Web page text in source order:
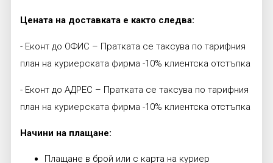
Цената на доставката е както следва:
- Еконт до ОФИС – Пратката се таксува по тарифния
план на куриерската фирма -10% клиентска отстъпка
- Еконт до АДРЕС – Пратката се таксува по тарифния
план на куриерската фирма -10% клиентска отстъпка
Начини на плащане:
Плащане в брой или с карта на куриер